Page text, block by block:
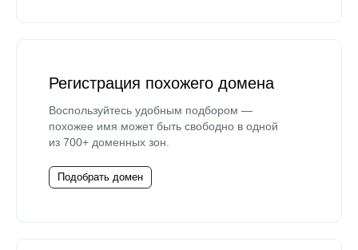
Регистрация похожего домена
Воспользуйтесь удобным подбором —
похожее имя может быть свободно в одной
из 700+ доменных зон.
Подобрать домен